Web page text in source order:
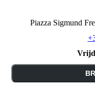
Piazza Sigmund